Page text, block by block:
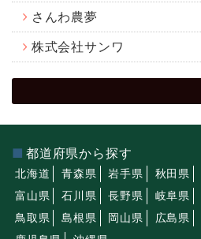
さんわ農夢
株式会社サンワ
都道府県から探す
北海道 青森県 岩手県 秋田県
富山県
石川県 長野県 岐阜県
鳥取県
島根県 岡山県 広島県